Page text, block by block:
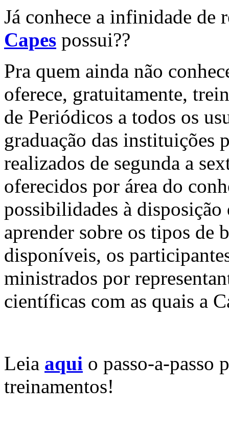
Já conhece a infinidade de
Capes possui??
Pra quem ainda não
oferece, gratuitamente,
de Periódicos a todos os
graduação das instituições
realizados de segunda a
oferecidos por área do
possibilidades à
aprender sobre os tipos de
disponíveis, os
ministrados por
científicas com as quais a
Leia aqui o passo-a-passo
treinamentos!